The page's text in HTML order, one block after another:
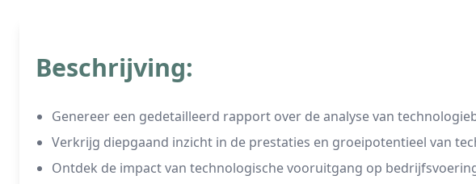
Beschrijving:
Genereer een gedetailleerd rapport over de analyse van
Verkrijg diepgaand inzicht in de prestaties en groeipotentieel van
Ontdek de impact van technologische vooruitgang op